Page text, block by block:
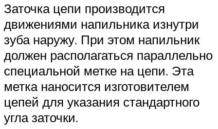
Заточка цепи производится
движениями напильника изнутри
зуба наружу. При этом напильник
должен располагаться параллельно
специальной метке на цепи. Эта
метка наносится изготовителем
цепей для указания стандартного
угла заточки.